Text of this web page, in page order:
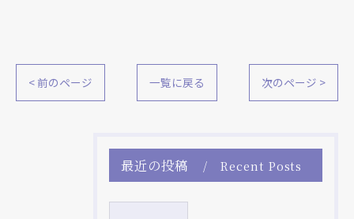
< 前のページ 一覧に戻る 次のページ >
最近の投稿 Recent Posts